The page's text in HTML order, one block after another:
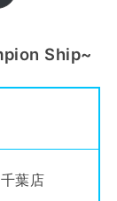
Ship~
葉店